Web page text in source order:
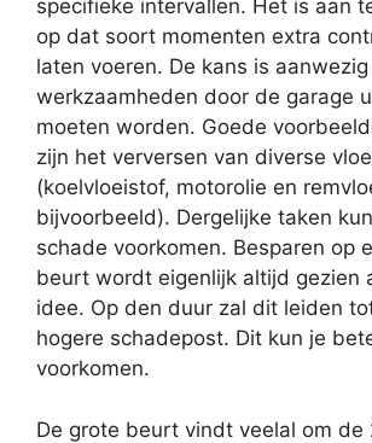
specifieke intervallen. Het is aan
op dat soort momenten extra
laten voeren. De kans is
werkzaamheden door de garage
moeten worden. Goede
zijn het verversen van diverse
(koelvloeistof, motorolie en
bijvoorbeeld). Dergelijke taken
schade voorkomen. Besparen op
beurt wordt eigenlijk altijd gezien
idee. Op den duur zal dit leiden
hogere schadepost. Dit kun je
voorkomen.
De grote beurt vindt veelal om de